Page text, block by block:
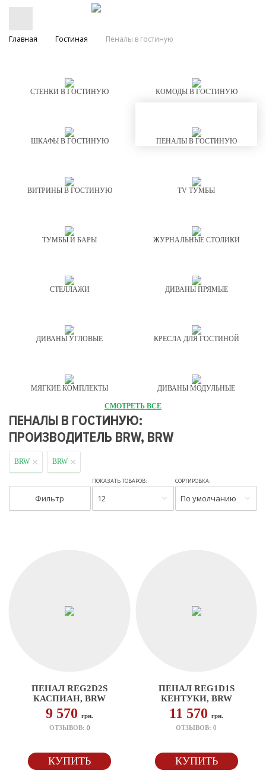
Главная Гостиная Пеналы в гостиную
СТЕНКИ В ГОСТИНУЮ КОМОДЫ В ГОСТИНУЮ
ШКАФЫ В ГОСТИНУЮ ПЕНАЛЫ В ГОСТИНУЮ
ВИТРИНЫ В ГОСТИНУЮ TV ТУМБЫ
ТУМБЫ И БАРЫ ЖУРНАЛЬНЫЕ СТОЛИКИ
СТЕЛЛАЖИ ДИВАНЫ ПРЯМЫЕ
ДИВАНЫ УГЛОВЫЕ КРЕСЛА ДЛЯ ГОСТИНОЙ
МЯГКИЕ КОМПЛЕКТЫ ДИВАНЫ МОДУЛЬНЫЕ
СМОТРЕТЬ ВСЕ
ПЕНАЛЫ В ГОСТИНУЮ:
ПРОИЗВОДИТЕЛЬ BRW, BRW
BRW BRW
Фильтр
ПОКАЗАТЬ ТОВАРОВ:
12
СОРТИРОВКА:
По умолчанию
ПЕНАЛ REG2D2S
КАСПИАН, BRW
9 570грн.
ОТЗЫВОВ: 0
КУПИТЬ
ПЕНАЛ REG1D1S
КЕНТУКИ, BRW
11 570грн.
ОТЗЫВОВ:0
КУПИТЬ